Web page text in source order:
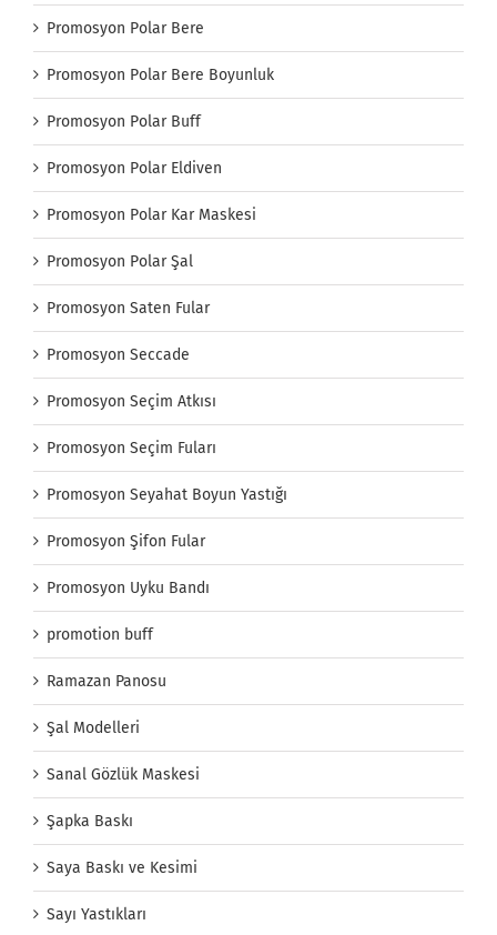
Promosyon Polar Bere
Promosyon Polar Bere Boyunluk
Promosyon Polar Buff
Promosyon Polar Eldiven
Promosyon Polar Kar Maskesi
Promosyon Polar Şal
Promosyon Saten Fular
Promosyon Seccade
Promosyon Seçim Atkısı
Promosyon Seçim Fuları
Promosyon Seyahat Boyun Yastığı
Promosyon Şifon Fular
Promosyon Uyku Bandı
promotion buff
Ramazan Panosu
Şal Modelleri
Sanal Gözlük Maskesi
Şapka Baskı
Saya Baskı ve Kesimi
Sayı Yastıkları